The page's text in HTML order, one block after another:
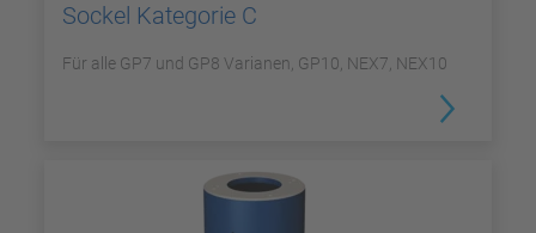
Sockel Kategorie C
Für alle GP7 und GP8 Varianen, GP10, NEX7, NEX10